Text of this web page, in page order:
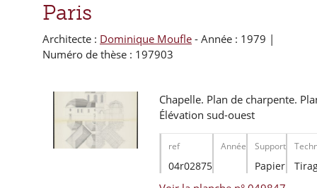
Paris
Architecte : Dominique Moufle - Année : 1979 |
Numéro de thèse : 197903
Chapelle. Plan de charpente.
Élévation sud-ouest
ref Année Support
04r02875 Papier